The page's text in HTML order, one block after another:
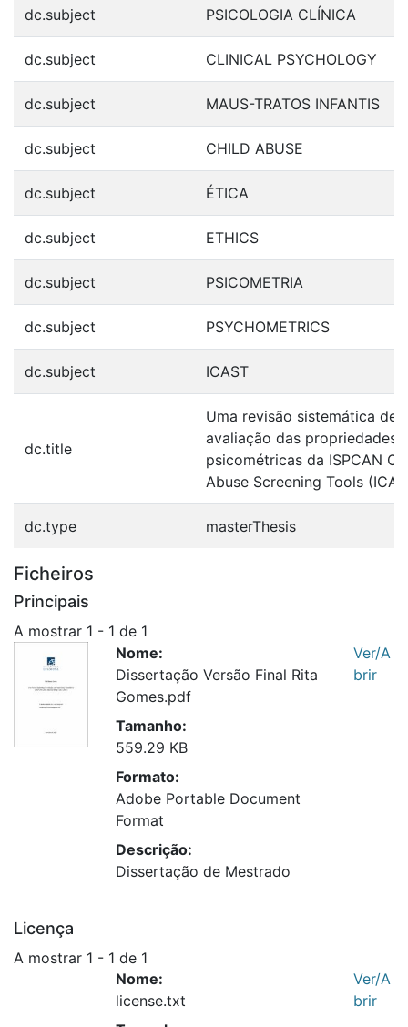
dc.subject PSICOLOGIA CLÍNICA
dc.subject CLINICAL PSYCHOLOGY
dc.subject MAUS-TRATOS INFANTIS
dc.subject CHILD ABUSE
dc.subject ÉTICA
dc.subject ETHICS
dc.subject PSICOMETRIA
dc.subject PSYCHOMETRICS
dc.subject ICAST
dc.title
Uma revisão sistemática de
avaliação das propriedades
psicométricas da ISPCAN
Abuse Screening Tools
dc.type masterThesis
Ficheiros
Principais
A mostrar 1 - 1 de 1
Nome:
Dissertação Versão Final Rita
Gomes.pdf
Tamanho:
559.29 KB
Formato:
Adobe Portable Document
Format
Descrição:
Dissertação de Mestrado
Ver/A
brir
Licença
A mostrar 1 - 1 de 1
Nome:
license.txt
Ver/A
brir